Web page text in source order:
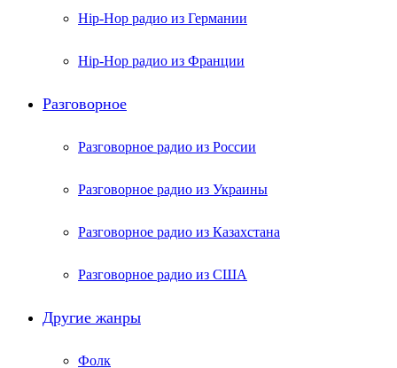
Hip-Hop радио из Германии
Hip-Hop радио из Франции
Разговорное
Разговорное радио из России
Разговорное радио из Украины
Разговорное радио из Казахстана
Разговорное радио из США
Другие жанры
Фолк